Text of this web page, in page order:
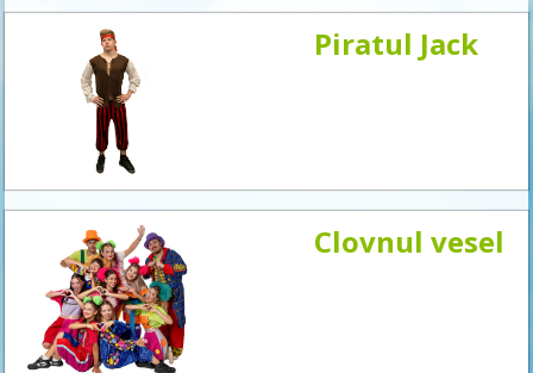
Rezervă
Piratul Jack
Clovnul vesel